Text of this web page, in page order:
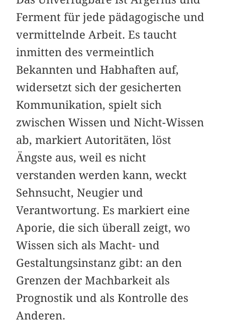
Ferment für jede pädagogische und
vermittelnde Arbeit. Es taucht
inmitten des vermeintlich
Bekannten und Habhaften auf,
widersetzt sich der gesicherten
Kommunikation, spielt sich
zwischen Wissen und Nicht-Wissen
ab, markiert Autoritäten, löst
Ängste aus, weil es nicht
verstanden werden kann, weckt
Sehnsucht, Neugier und
Verantwortung. Es markiert eine
Aporie, die sich überall zeigt, wo
Wissen sich als Macht- und
Gestaltungsinstanz gibt: an den
Grenzen der Machbarkeit als
Prognostik und als Kontrolle des
Anderen.